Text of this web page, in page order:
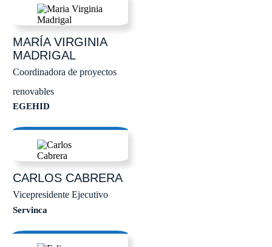
MARÍA VIRGINIA
MADRIGAL
Coordinadora de proyectos
renovables
EGEHID
CARLOS CABRERA
Vicepresidente Ejecutivo
Servinca